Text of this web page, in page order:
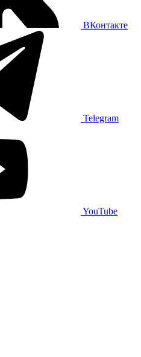
ВКонтакте
Telegram
YouTube